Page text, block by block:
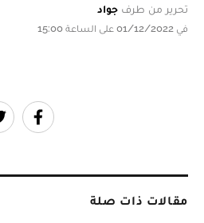
تحرير من طرف جواد
في 01/12/2022 على الساعة 15:00
مقالات ذات صلة